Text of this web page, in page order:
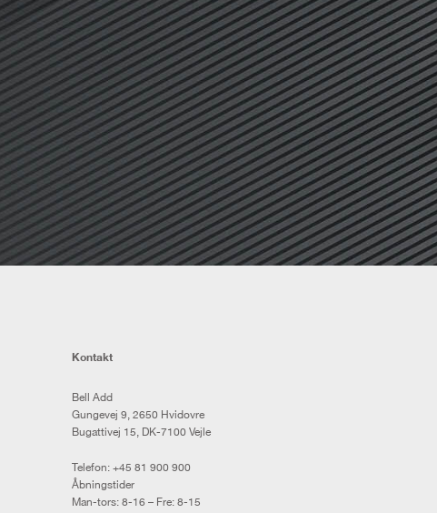
Kontakt
Bell Add
Gungevej 9, 2650 Hvidovre
Bugattivej 15, DK-7100 Vejle
Telefon: +45 81 900 900
Åbningstider
Man-tors: 8-16 – Fre: 8-15